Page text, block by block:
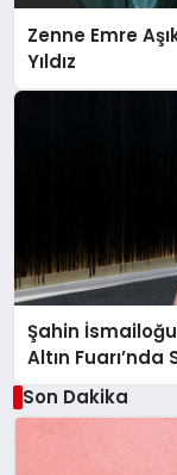
Zenne Emre
Yıldız
Şahin
Altın
Son Dakika